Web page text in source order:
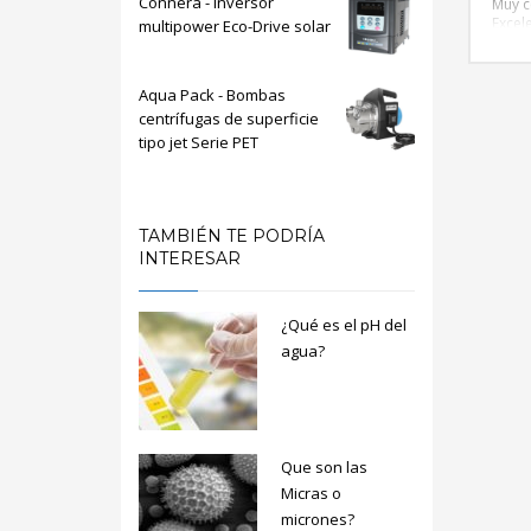
multipower Eco-Drive solar
Aqua Pack - Bombas
centrífugas de superficie
tipo jet Serie PET
TAMBIÉN TE PODRÍA
INTERESAR
¿Qué es el pH del
agua?
Que son las
Micras o
micrones?